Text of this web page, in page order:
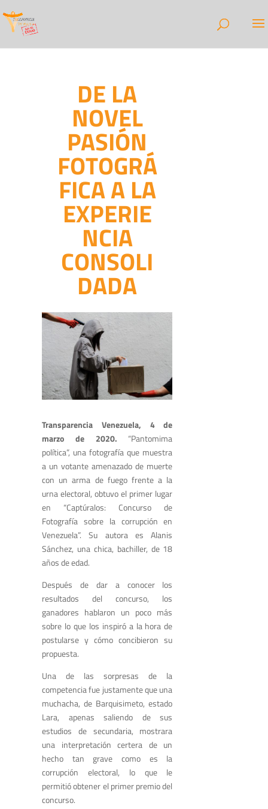
DE LA
NOVEL
PASIÓN
FOTOGRÁ
FICA A LA
EXPERIE
NCIA
CONSOLI
DADA
Transparencia Venezuela, 4 de
marzo de 2020. “Pantomima
política”, una fotografía que muestra
a un votante amenazado de muerte
con un arma de fuego frente a la
urna electoral, obtuvo el primer lugar
en “Captúralos: Concurso de
Fotografía sobre la corrupción en
Venezuela”. Su autora es Alanis
Sánchez, una chica, bachiller, de 18
años de edad.
Después de dar a conocer los
resultados del concurso, los
ganadores hablaron un poco más
sobre lo que los inspiró a la hora de
postularse y cómo concibieron su
propuesta.
Una de las sorpresas de la
competencia fue justamente que una
muchacha, de Barquisimeto, estado
Lara, apenas saliendo de sus
estudios de secundaria, mostrara
una interpretación certera de un
hecho tan grave como es la
corrupción electoral, lo que le
permitió obtener el primer premio del
concurso.